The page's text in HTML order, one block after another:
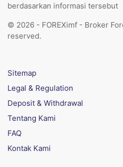
berdasarkan informasi tersebut
© 2026 - FOREXimf - Broker
reserved.
Sitemap
Legal & Regulation
Deposit & Withdrawal
Tentang Kami
FAQ
Kontak Kami